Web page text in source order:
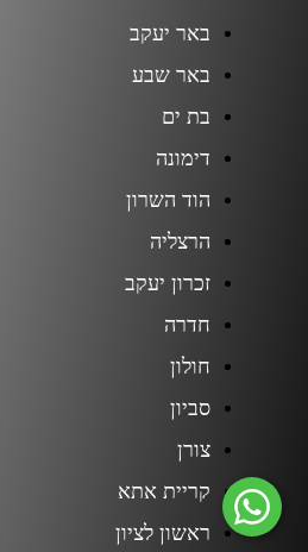
באר יעקב
באר שבע
בת ים
דימונה
הוד השרון
הרצליה
זכרון יעקב
חדרה
חולון
סביון
צורן
קריית אתא
ראשון לציון